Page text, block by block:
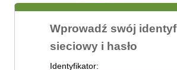
Wprowadź swój
sieciowy i hasło
Identyfikator: